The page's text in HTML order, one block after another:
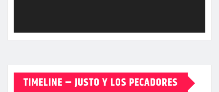
TIMELINE – JUSTO Y LOS PECADORES